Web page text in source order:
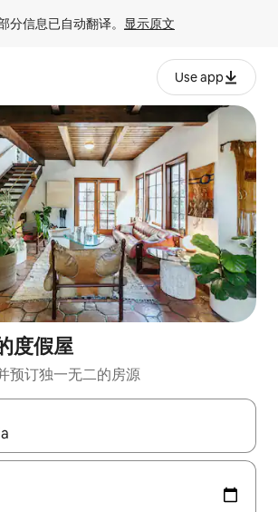
分信息已自动翻译。 显示原文
Use app
度假屋
预订独一无二的房源
使用上下方向键查看，或通过点击或滑动手势